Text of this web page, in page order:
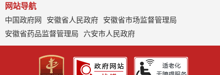
网站导航
中国政府网
安徽省人民政府
安徽省市场监督管理局
安徽省药品监督管理局
六安市人民政府